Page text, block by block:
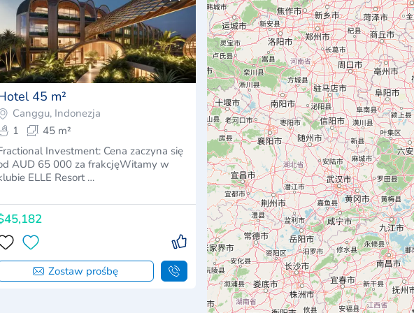
45 m²
Canggu, Indonezja
1
45 m²
Investment: Cena zaczyna się
AUD 65 000 za frakcjęWitamy w
ELLE Resort …
Zostaw prośbę